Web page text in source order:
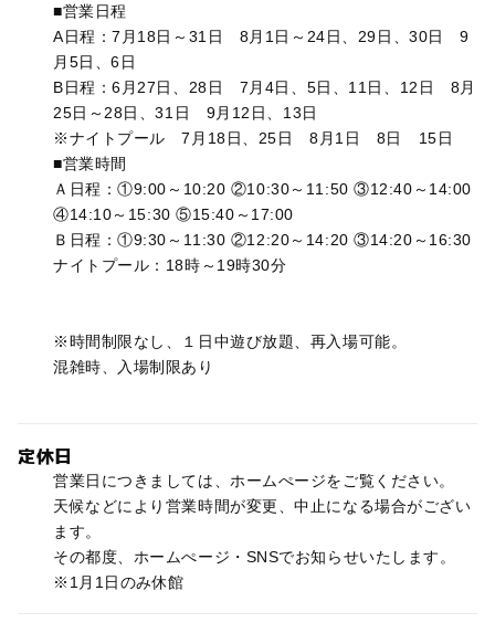
■営業日程
A日程：7月18日～31日 8月1日～24日、29日、30日 9
月5日、6日
B日程：6月27日、28日 7月4日、5日、11日、12日 8月
25日～28日、31日 9月12日、13日
※ナイトプール 7月18日、25日 8月1日 8日 15日
■営業時間
Ａ日程：①9:00～10:20 ②10:30～11:50 ③12:40～14:00
④14:10～15:30 ⑤15:40～17:00
Ｂ日程：①9:30～11:30 ②12:20～14:20 ③14:20～16:30
ナイトプール：18時～19時30分
※時間制限なし、１日中遊び放題、再入場可能。
混雑時、入場制限あり
定休日
営業日につきましては、ホームぺージをご覧ください。
天候などにより営業時間が変更、中止になる場合がござい
ます。
その都度、ホームぺージ・SNSでお知らせいたします。
※1月1日のみ休館